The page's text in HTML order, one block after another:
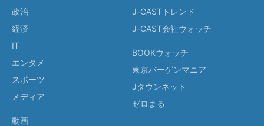
政治
経済
IT
エンタメ
スポーツ
メディア
動画
J-CASTトレンド
J-CAST会社ウォッチ
BOOKウォッチ
東京バーゲンマニア
Jタウンネット
ゼロまる